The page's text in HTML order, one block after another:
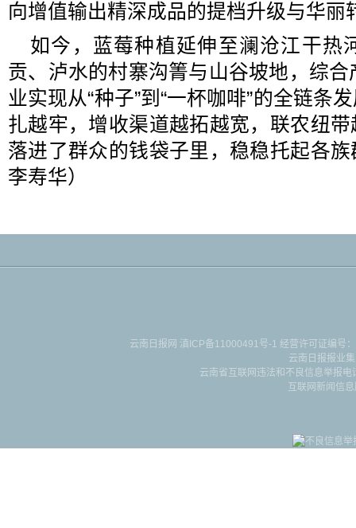
向增值输出精深成品的提档升级与华丽
如今，蓝莓种植延伸至澜沧江干热
贡、泸水的村寨沟箐与山谷坡地，综
业实现从“种子”到“一杯咖啡”的全链条
扎越牢，增收渠道越拓越宽，联农纽
落进了群众的钱袋子里，稳稳托起各
李寿华）
云南日报网 滇ICP备11000491号-1 经营许可证编号
云南日报报业
云南省互联网违法和不良信息举报
互联网新闻信